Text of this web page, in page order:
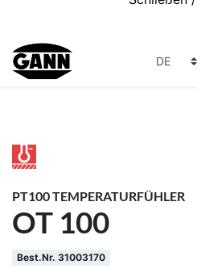
PT100 TEMPERATURFÜHLER
OT 100
Best.Nr. 31003170